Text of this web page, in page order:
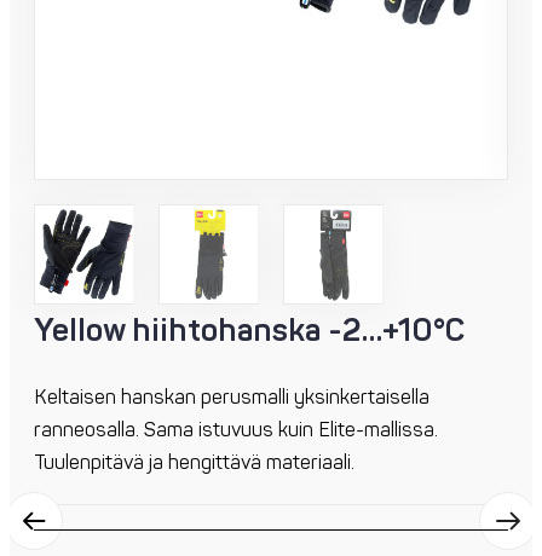
Yellow hiihtohanska -2…+10°C
Keltaisen hanskan perusmalli yksinkertaisella
ranneosalla. Sama istuvuus kuin Elite-mallissa.
Tuulenpitävä ja hengittävä materiaali.